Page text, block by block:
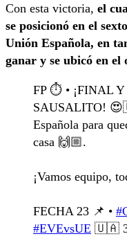
Con esta victoria, el
se posicionó en el
Unión Española, en
ganar y se ubicó en el
FP ⏱️ • ¡FINAL
SAUSALITO!
Española para
casa 🙌🏼.
¡Vamos equipo,
FECHA 23 📌 •
#EVEvsUE 🇺🇦